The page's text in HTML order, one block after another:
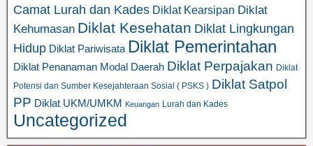
Camat Lurah dan Kades Diklat Kearsipan Diklat
Kehumasan Diklat Kesehatan Diklat Lingkungan
Hidup Diklat Pariwisata Diklat Pemerintahan
Diklat Penanaman Modal Daerah Diklat Perpajakan Diklat
Potensi dan Sumber Kesejahteraan Sosial ( PSKS ) Diklat Satpol
PP Diklat UKM/UMKM Keuangan Lurah dan Kades
Uncategorized